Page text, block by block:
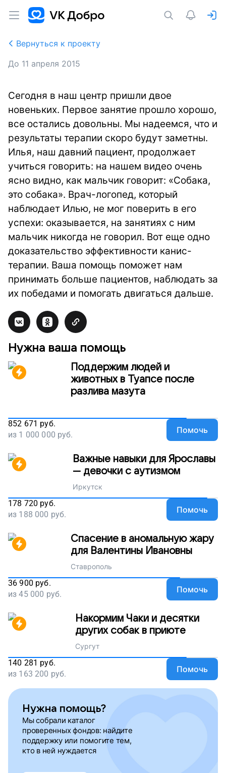
Вернуться к проекту
До 11 апреля 2015
Сегодня в наш центр пришли двое
новеньких. Первое занятие прошло хорошо,
все остались довольны. Мы надеемся, что и
результаты терапии скоро будут заметны.
Илья, наш давний пациент, продолжает
учиться говорить: на нашем видео очень
ясно видно, как мальчик говорит: «Собака,
это собака». Врач-логопед, который
наблюдает Илью, не мог поверить в его
успехи: оказывается, на занятиях с ним
мальчик никогда не говорил. Вот еще одно
доказательство эффективности канис-
терапии. Ваша помощь поможет нам
принимать больше пациентов, наблюдать за
их победами и помогать двигаться дальше.
Нужна ваша помощь
Поддержим людей и
животных в Туапсе после
разлива мазута
852 671 руб.
из 1 000 000 руб. Помочь
Важные навыки для Ярославы
— девочки с аутизмом
Иркутск
178 720 руб.
из 188 000 руб. Помочь
Спасение в аномальную жару
для Валентины Ивановны
Ставрополь
36 900 руб.
из45 000 руб. Помочь
Накормим Чаки и десятки
других собак в приюте
Сургут
140 281 руб.
из 163 200 руб. Помочь
Нужна помощь?
Мы собрали каталог
проверенных фондов: найдите
поддержку или помогите тем,
кто в ней нуждается